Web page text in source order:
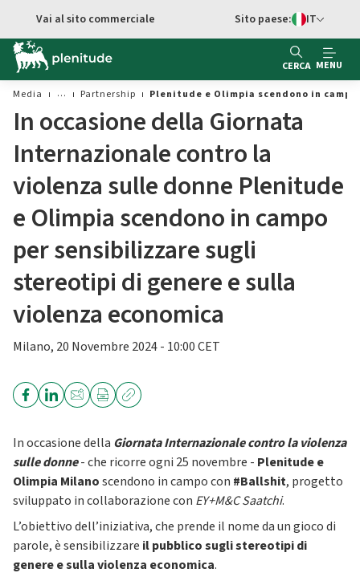
Vai al contenuto principale
Vai al sito commerciale
Switch di
Sito paese: IT
CERCA MENU
Media Partnership Plenitude e Olimpia scendono in
In occasione della Giornata
Internazionale contro la
violenza sulle donne Plenitude
e Olimpia scendono in campo
per sensibilizzare sugli
stereotipi di genere e sulla
violenza economica
Milano, 20 Novembre 2024 - 10:00 CET
In occasione della Giornata Internazionale contro la violenza
sulle donne- che ricorre ogni 25 novembre - Plenitude e
Olimpia Milanoscendono in campo con #Ballshit, progetto
sviluppato in collaborazione con EY+M&C Saatchi.
L’obiettivo dell’iniziativa, che prende il nome da un gioco di
parole, è sensibilizzare il pubblico sugli stereotipi di
genere e sulla violenza economica.